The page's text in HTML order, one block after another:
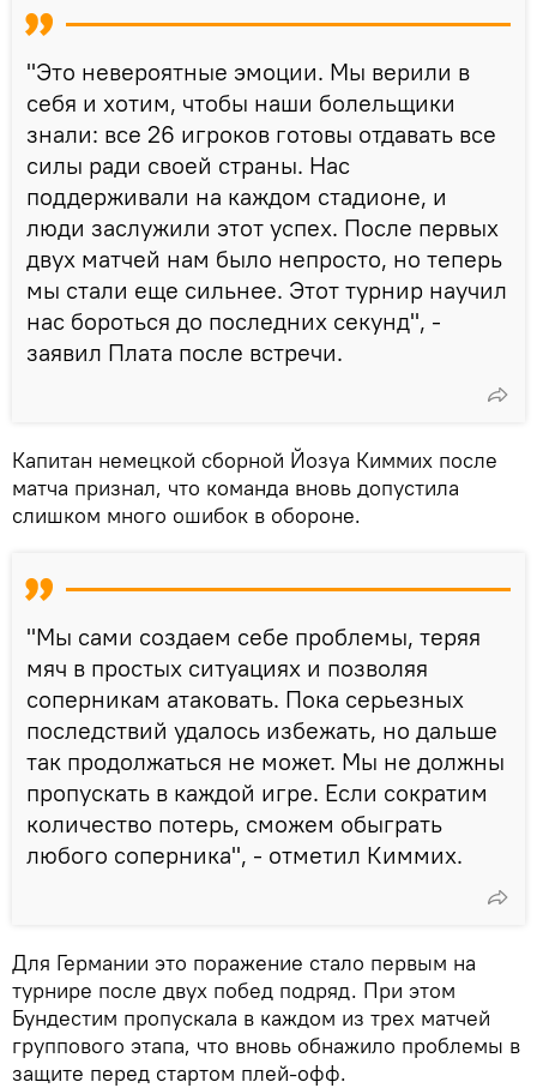
"Это невероятные эмоции. Мы верили в
себя и хотим, чтобы наши болельщики
знали: все 26 игроков готовы отдавать все
силы ради своей страны. Нас
поддерживали на каждом стадионе, и
люди заслужили этот успех. После первых
двух матчей нам было непросто, но теперь
мы стали еще сильнее. Этот турнир научил
нас бороться до последних секунд", -
заявил Плата после встречи.
Капитан немецкой сборной Йозуа Киммих после
матча признал, что команда вновь допустила
слишком много ошибок в обороне.
"Мы сами создаем себе проблемы, теряя
мяч в простых ситуациях и позволяя
соперникам атаковать. Пока серьезных
последствий удалось избежать, но дальше
так продолжаться не может. Мы не должны
пропускать в каждой игре. Если сократим
количество потерь, сможем обыграть
любого соперника", - отметил Киммих.
Для Германии это поражение стало первым на
турнире после двух побед подряд. При этом
Бундестим пропускала в каждом из трех матчей
группового этапа, что вновь обнажило проблемы в
защите перед стартом плей-офф.